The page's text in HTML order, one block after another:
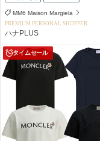
MM6 Maison Margiela
PREMIUM PERSONAL SHOPPER
ハナPLUS
タイムセール